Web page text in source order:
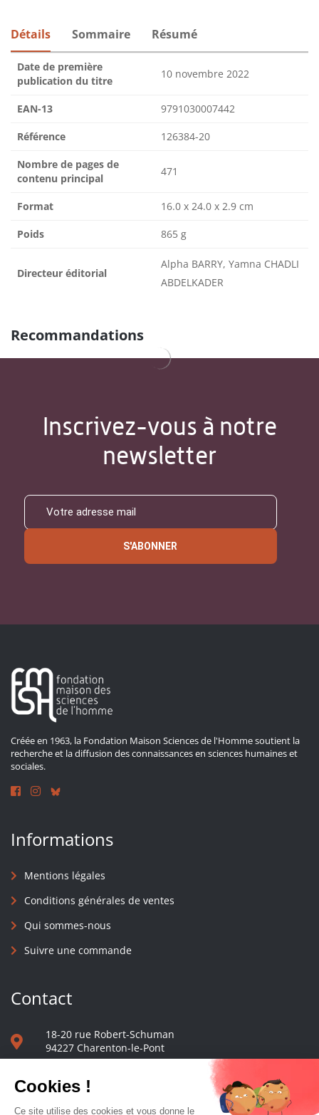
Détails Sommaire Résumé
Date de première
publication du titre
10 novembre 2022
EAN-13 9791030007442
Référence 126384-20
Nombre de pages de
contenu principal
471
Format 16.0 x 24.0 x 2.9 cm
Poids 865 g
Directeur éditorial
Alpha BARRY, Yamna CHADLI
ABDELKADER
Recommandations
Inscrivez-vous à notre
newsletter
S'ABONNER
Créée en 1963, la Fondation Maison Sciences de l'Homme soutient la
recherche et la diffusion des connaissances en sciences humaines et
sociales.
Informations
Mentions légales
Conditions générales de ventes
Qui sommes-nous
Suivre une commande
Contact
18-20 rue Robert-Schuman
94227 Charenton-le-Pont